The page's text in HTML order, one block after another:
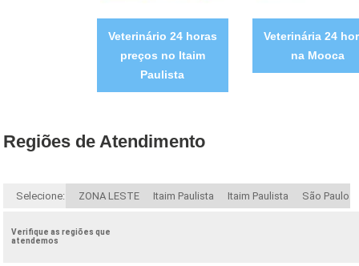
Veterinário 24 horas
preços no Itaim
Paulista
Veterinária 24
na Mooca
Regiões de Atendimento
Selecione: ZONA LESTE Itaim Paulista Itaim Paulista São Paulo
Verifique as regiões que
atendemos